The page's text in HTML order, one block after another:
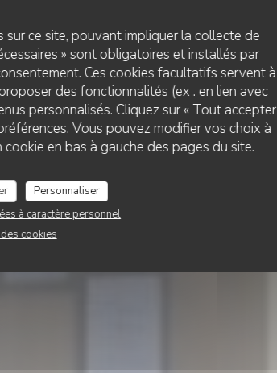
ce site, pouvant impliquer la collecte de
» sont obligatoires et installés par
Ces cookies facultatifs servent à
des fonctionnalités (ex : en lien avec
personnalisés. Cliquez sur « Tout accepter
Vous pouvez modifier vos choix à
en bas à gauche des pages du site.
Personnaliser
à caractère personnel
cookies
• BELVAUX